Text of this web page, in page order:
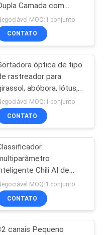
de
Camada com
para Bulbos de
Anis Estrelado,
MOQ:1 conjunto
CONTATO
óptica de tipo
rastreador para
abóbora, lótus,
de gergelim e
agrícolas
MOQ:1 conjunto
CONTATO
Chili AI de
de correia
e baixa quebra.
MOQ:1 conjunto
CONTATO
canais Pequeno